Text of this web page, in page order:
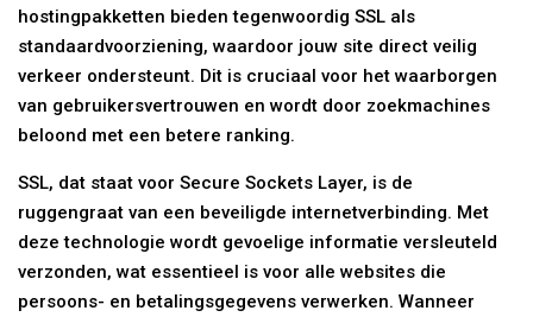
hostingpakketten bieden tegenwoordig SSL als
standaardvoorziening, waardoor jouw site direct veilig
verkeer ondersteunt. Dit is cruciaal voor het waarborgen
van gebruikersvertrouwen en wordt door zoekmachines
beloond met een betere ranking.
SSL, dat staat voor Secure Sockets Layer, is de
ruggengraat van een beveiligde internetverbinding. Met
deze technologie wordt gevoelige informatie versleuteld
verzonden, wat essentieel is voor alle websites die
persoons- en betalingsgegevens verwerken. Wanneer